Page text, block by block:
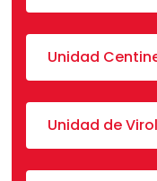
Unidad
Unidad de